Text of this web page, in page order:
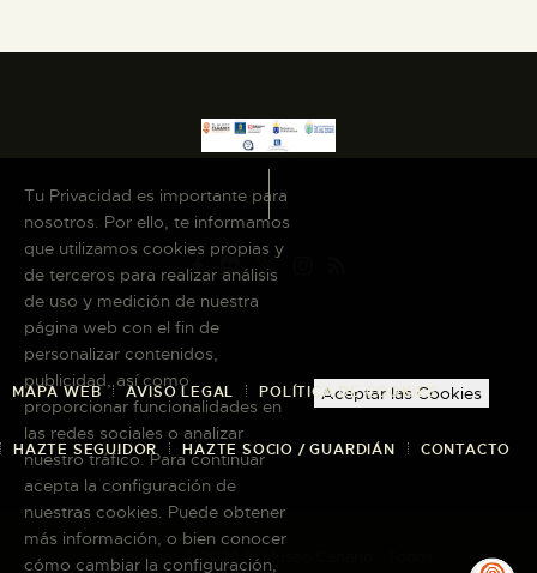
MAPA WEB AVISO LEGAL POLÍTICA DE COOKIES
HAZTE SEGUIDOR HAZTE SOCIO / GUARDIÁN CONTACTO
Copyright © 2026 El Museo Canario · Todos
Tu Privacidad es importante para
nosotros. Por ello, te informamos
que utilizamos cookies propias y
de terceros para realizar análisis
de uso y medición de nuestra
página web con el fin de
personalizar contenidos,
publicidad, así como
proporcionar funcionalidades en
las redes sociales o analizar
nuestro tráfico. Para continuar
acepta la configuración de
nuestras cookies. Puede obtener
más información, o bien conocer
cómo cambiar la configuración,
Aceptar las Cookies